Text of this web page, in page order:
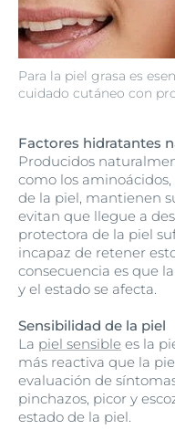
Para la piel grasa es
cuidado cutáneo con
Factores hidratantes
Producidos
como los
de la piel, mantienen
evitan que llegue a
protectora de la piel
incapaz de retener
consecuencia es que
y el estado se afecta.
Sensibilidad de la piel
La piel sensible es la
más reactiva que la
evaluación de
pinchazos, picor y
estado de la piel.